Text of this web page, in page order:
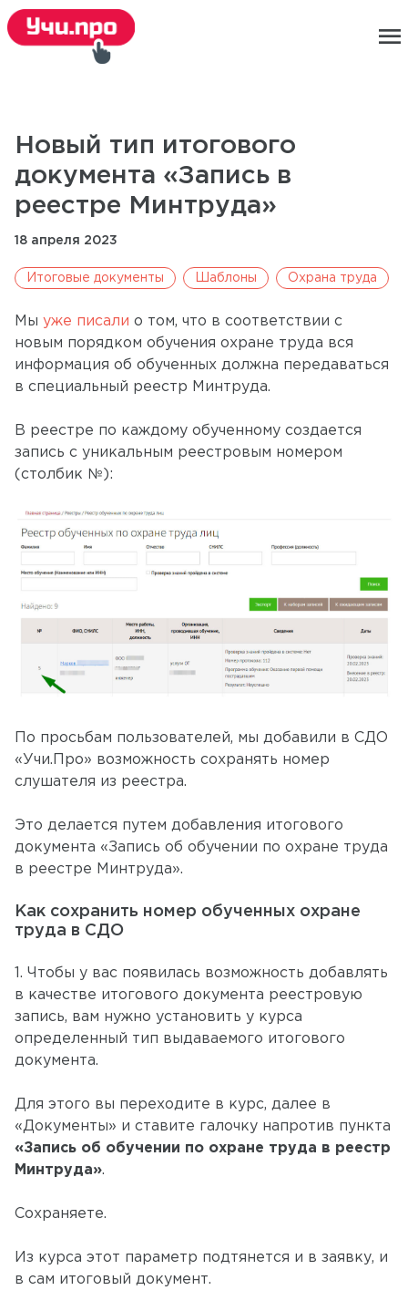
menu
Новый тип итогового
документа «Запись в
реестре Минтруда»
18 апреля 2023
Итоговые документы Шаблоны Охрана труда
Мы уже писали о том, что в соответствии с
новым порядком обучения охране труда вся
информация об обученных должна передаваться
в специальный реестр Минтруда.
В реестре по каждому обученному создается
запись с уникальным реестровым номером
(столбик №):
По просьбам пользователей, мы добавили в СДО
«Учи.Про» возможность сохранять номер
слушателя из реестра.
Это делается путем добавления итогового
документа «Запись об обучении по охране труда
в реестре Минтруда».
Как сохранить номер обученных охране
труда в СДО
1. Чтобы у вас появилась возможность добавлять
в качестве итогового документа реестровую
запись, вам нужно установить у курса
определенный тип выдаваемого итогового
документа.
Для этого вы переходите в курс, далее в
«Документы» и ставите галочку напротив пункта
«Запись об обучении по охране труда в реестр
Минтруда».
Сохраняете.
Из курса этот параметр подтянется и в заявку, и
в сам итоговый документ.